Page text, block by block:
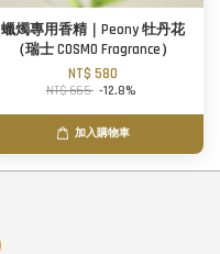
蠟燭專用香精｜Peony 牡丹花
（瑞士 COSMO Fragrance）
NT$ 580
NT$ 665 -12.8%
加入購物車